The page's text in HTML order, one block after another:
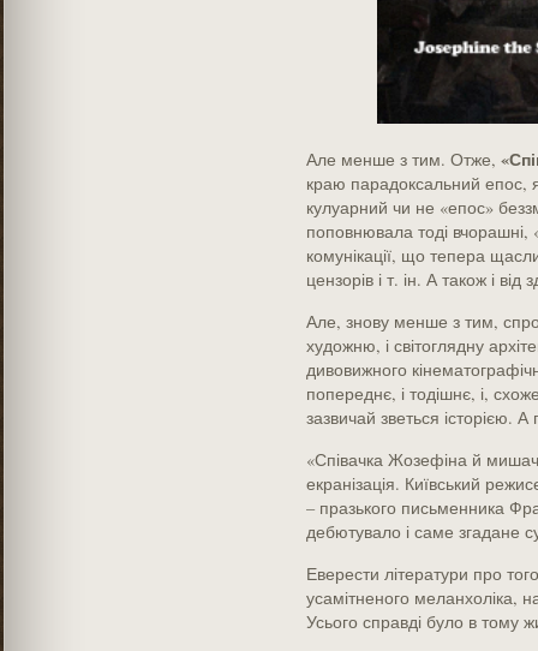
Але менше з тим. Отже,
краю парадоксальний епос,
кулуарний чи не «епос»
поповнювала тоді вчорашні,
комунікації, що тепера
цензорів і т. ін. А також і від
Але, знову менше з тим,
художню, і світоглядну
дивовижного
попереднє, і тодішнє, і,
зазвичай зветься історією.
«Співачка Жозефіна й
екранізація. Київський
– празького письменника
дебютувало і саме згадане
Еверести літератури про
усамітненого меланхоліка,
Усього справді було в тому